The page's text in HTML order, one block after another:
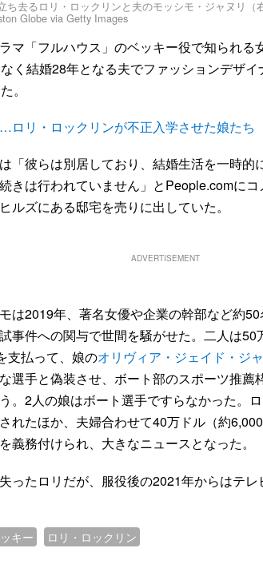
ち去るロリ・ロックリンと夫のモッシモ・ジャヌリ（
Globe via Getty Images
マ「フルハウス」のベッキー役で知られる
なく結婚28年となる夫でファッションデザイ
。
…ロリ・ロックリンが不正入学させた娘たち
「彼らは別居しており、結婚生活を一時的
きは行われていません」とPeople.comに
ルズにある邸宅を売りに出していた。
ADVERTISEMENT
は2019年、著名女優や企業の幹部など約
事件への関与で世間を騒がせた。二人は50
支払って、娘のオリヴィア・ジェイド・ジ
選手と偽装させ、ボート部のスポーツ推薦
。2人の娘はボート選手ですらなかった。
れたほか、夫婦合わせて40万ドル（約
義務付けられ、大きなニュースとなった。
ったロリだが、服役後の2021年からはテ
キー ロリ・ロックリン